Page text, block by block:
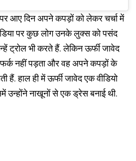
आए दिन अपने कपड़ों को लेकर चर्चा में
पर कुछ लोग उनके लुक्स को पसंद
ट्रोल भी करते हैं. लेकिन ऊर्फी जावेद
फर्क नहीं पड़ता और वह अपने कपड़ों के
हैं. हाल ही में ऊर्फी जावेद एक वीडियो
उन्होंने नाखूनों से एक ड्रेस बनाई थी.